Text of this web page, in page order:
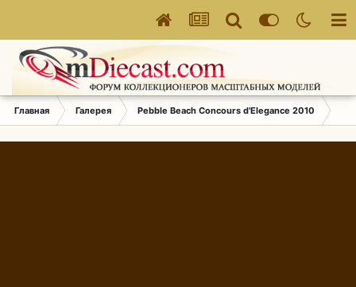
Главная Галерея Pebble Beach Concours d'Elegance 2010